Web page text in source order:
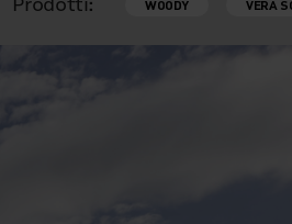
WOODY VERA